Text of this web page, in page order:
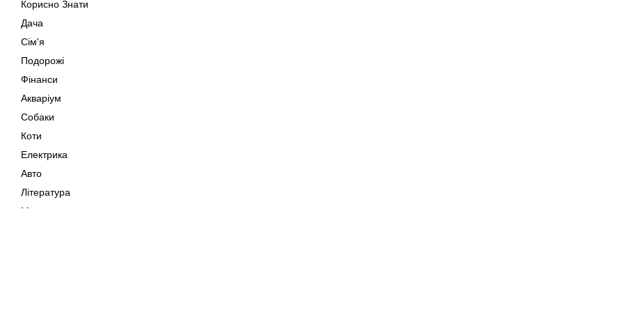
Корисно Знати
Дача
Сім'я
Подорожі
Фінанси
Акваріум
Собаки
Коти
Електрика
Авто
Література
Музика